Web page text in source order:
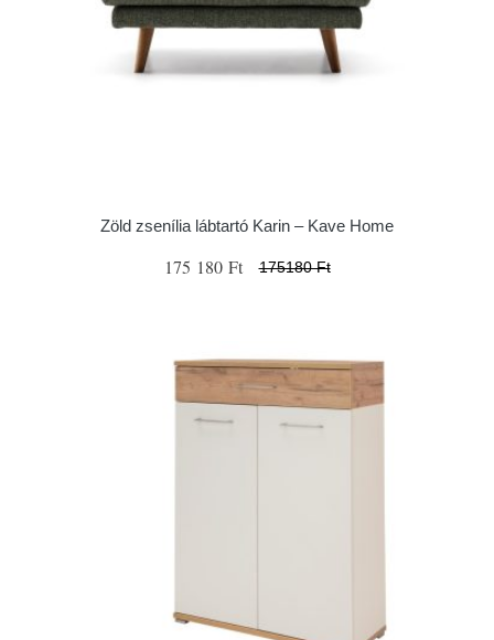
Zöld zsenília lábtartó Karin – Kave Home
175 180 Ft 175180 Ft